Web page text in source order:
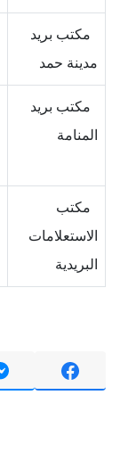
مكتب بريد
مدينة حمد
مكتب بريد
المنامة
مكتب
الاستعلامات
البريدية